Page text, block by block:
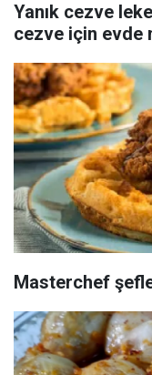
Yanık cezve
cezve için evde
Masterchef